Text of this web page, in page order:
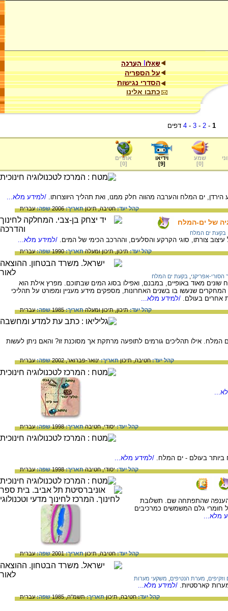
על הספריה
הסדרי נגישות
כתבו אלינו
1
-
2
-
3
-
4 דפים
שמע
[
0
]
וידיאו
[
9
]
אתרים
[
0
]
ים המלח והערבה מהווה חלק ממנו, ואת תהליך היווצרותו. /למידע מלא...
קהל יעד:חטיבה,תיכוןתאריך:2006 שפה:עברית
של ים-המלח
בקעת ים המלח
עיצוב צורתו, סוגי הקרקע והסלעים, וההרכב הכימי של המים. /למידע מלא...
קהל יעד:תיכון,תיכון ומעלהתאריך:1990 שפה:עברית
אפריקני בקעת ים המלח
שונים מאוד באופיים, במבנם, ואפילו בסוג המים שבתוכם. מפרץ אילת הוא
שנעשו בו בשנים האחרונות, מספקים מידע מעניין ומפורט על תהליכי
אחרים בעולם. /למידע מלא...
קהל יעד:תיכון,תיכון ומעלהתאריך:1985 שפה:עברית
המלח. אילו תהליכים גורמים לתופעה מרתקת אך מסוכנת זו? והאם ניתן לעשות
קהל יעד:חטיבה,תיכוןתאריך:ינואר-פברואר, 2002 שפה:עברית
קהל יעד:יסודי,חטיבהתאריך:1998 שפה:עברית
בעולם - ים המלח. /למידע מלא...
קהל יעד:יסודי,חטיבהתאריך:1998 שפה:עברית
הענפה שהתפתחה שם. תשלובת
חומרי גלם המשמשים כמרכיבים
מלא...
קהל יעד:חטיבה,תיכוןתאריך:2001 שפה:עברית
וזקיפים מערת הנטיפים משקעי מערות
קארסטיות. /למידע מלא...
קהל יעד:חטיבה,תיכוןתאריך:תשמ"ה, 1985 שפה:עברית